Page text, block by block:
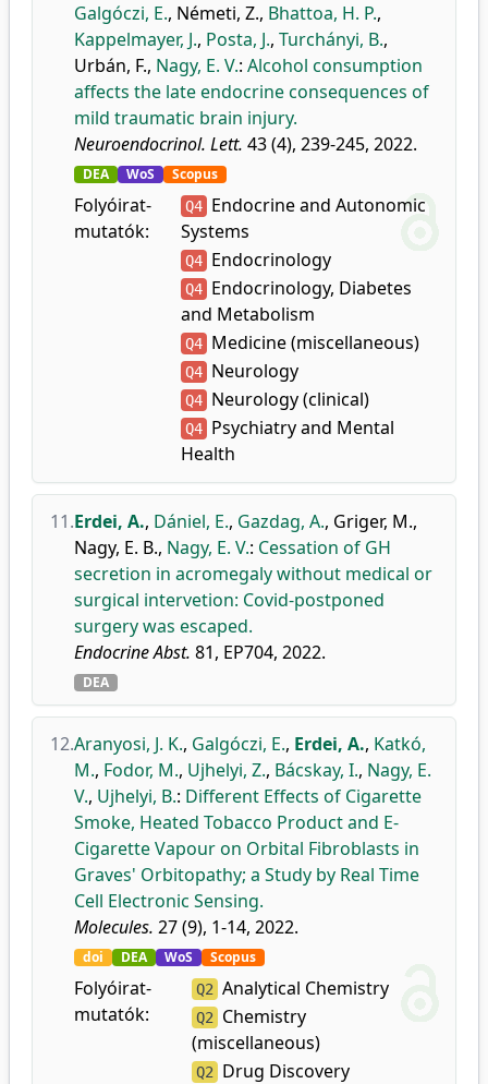
Galgóczi, E., Németi, Z., Bhattoa, H. P.,
Kappelmayer, J., Posta, J., Turchányi, B.,
Urbán, F., Nagy, E. V.: Alcohol consumption
affects the late endocrine consequences of
mild traumatic brain injury.
Neuroendocrinol. Lett. 43 (4), 239-245, 2022.
DEA WoS Scopus
Folyóirat-
mutatók:
Q4 Endocrine and Autonomic
Systems
Q4 Endocrinology
Q4 Endocrinology, Diabetes
and Metabolism
Q4 Medicine (miscellaneous)
Q4 Neurology
Q4 Neurology (clinical)
Q4 Psychiatry and Mental
Health
11.Erdei, A., Dániel, E., Gazdag, A., Griger, M.,
Nagy, E. B., Nagy, E. V.: Cessation of GH
secretion in acromegaly without medical or
surgical intervetion: Covid-postponed
surgery was escaped.
Endocrine Abst. 81, EP704, 2022.
DEA
12.Aranyosi, J. K., Galgóczi, E., Erdei, A., Katkó,
M., Fodor, M., Ujhelyi, Z., Bácskay, I., Nagy, E.
V., Ujhelyi, B.: Different Effects of Cigarette
Smoke, Heated Tobacco Product and E-
Cigarette Vapour on Orbital Fibroblasts in
Graves' Orbitopathy; a Study by Real Time
Cell Electronic Sensing.
Molecules. 27 (9), 1-14, 2022.
doi DEA WoS Scopus
Folyóirat-
mutatók:
Q2 Analytical Chemistry
Q2
Chemistry
(miscellaneous)
Q2 Drug Discovery